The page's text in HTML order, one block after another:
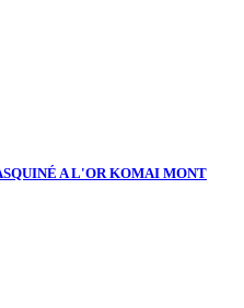
A L'OR KOMAI MONT